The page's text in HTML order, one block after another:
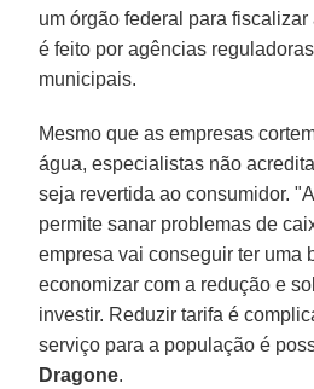
um órgão federal para
é feito por agências
municipais.
Mesmo que as empresas
água, especialistas não
seja revertida ao consumidor.
permite sanar problemas de
empresa vai conseguir ter uma
economizar com a redução e
investir. Reduzir tarifa é
serviço para a população é
Dragone.